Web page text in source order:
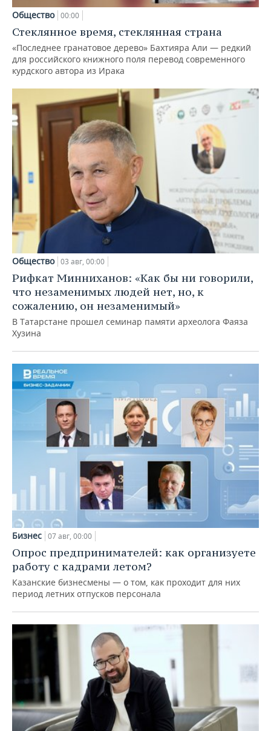
Общество 00:00
Стеклянное время, стеклянная страна
«Последнее гранатовое дерево» Бахтияра Али — редкий
для российского книжного поля перевод современного
курдского автора из Ирака
Общество 03 авг, 00:00
Рифкат Минниханов: «Как бы ни говорили,
что незаменимых людей нет, но, к
сожалению, он незаменимый»
В Татарстане прошел семинар памяти археолога Фаяза
Хузина
Бизнес 07 авг, 00:00
Опрос предпринимателей: как организуете
работу с кадрами летом?
Казанские бизнесмены — о том, как проходит для них
период летних отпусков персонала